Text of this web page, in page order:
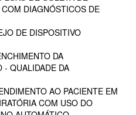
DIAGNÓSTICOS DE
DE DISPOSITIVO
DA
- QUALIDADE DA
AO PACIENTE EM
COM USO DO